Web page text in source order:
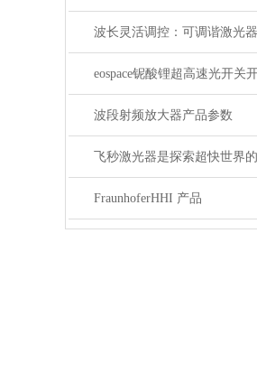
波段射频放大器产品参数
FraunhoferHHI 产品